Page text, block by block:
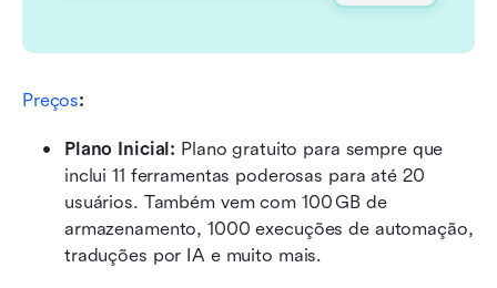
Preços:
Plano Inicial: Plano gratuito para sempre que
inclui 11 ferramentas poderosas para até 20
usuários. Também vem com 100 GB de
armazenamento, 1000 execuções de automação,
traduções por IA e muito mais.